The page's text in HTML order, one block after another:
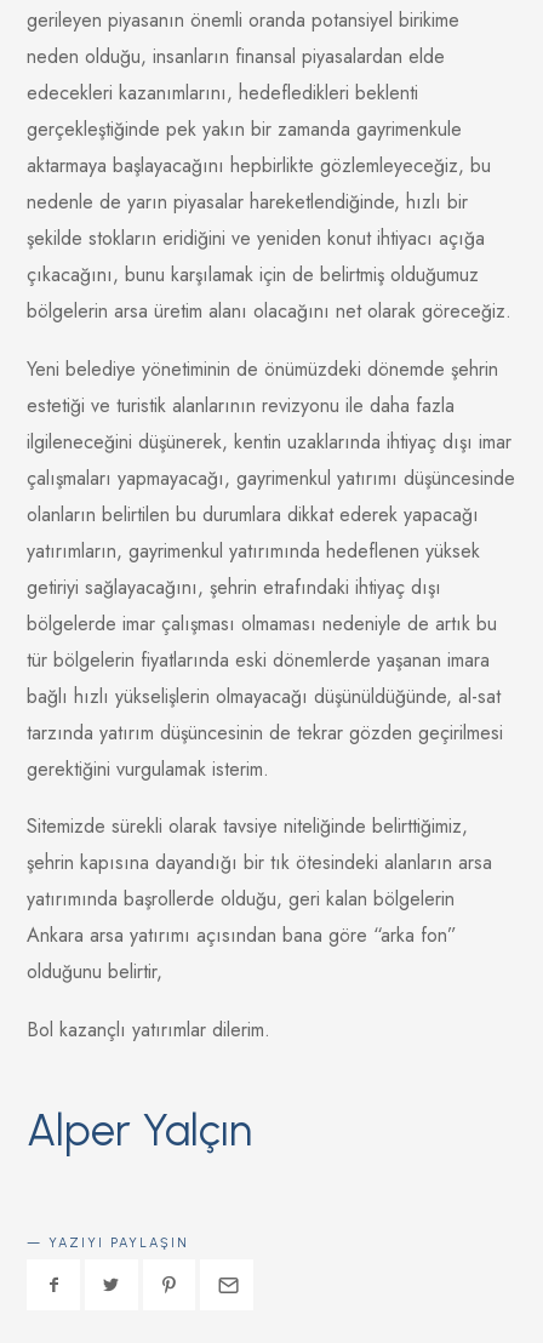
gerileyen piyasanın önemli oranda potansiyel birikime
neden olduğu, insanların finansal piyasalardan elde
edecekleri kazanımlarını, hedefledikleri beklenti
gerçekleştiğinde pek yakın bir zamanda gayrimenkule
aktarmaya başlayacağını hepbirlikte gözlemleyeceğiz, bu
nedenle de yarın piyasalar hareketlendiğinde, hızlı bir
şekilde stokların eridiğini ve yeniden konut ihtiyacı açığa
çıkacağını, bunu karşılamak için de belirtmiş olduğumuz
bölgelerin arsa üretim alanı olacağını net olarak göreceğiz.
Yeni belediye yönetiminin de önümüzdeki dönemde şehrin
estetiği ve turistik alanlarının revizyonu ile daha fazla
ilgileneceğini düşünerek, kentin uzaklarında ihtiyaç dışı imar
çalışmaları yapmayacağı, gayrimenkul yatırımı düşüncesinde
olanların belirtilen bu durumlara dikkat ederek yapacağı
yatırımların, gayrimenkul yatırımında hedeflenen yüksek
getiriyi sağlayacağını, şehrin etrafındaki ihtiyaç dışı
bölgelerde imar çalışması olmaması nedeniyle de artık bu
tür bölgelerin fiyatlarında eski dönemlerde yaşanan imara
bağlı hızlı yükselişlerin olmayacağı düşünüldüğünde, al-sat
tarzında yatırım düşüncesinin de tekrar gözden geçirilmesi
gerektiğini vurgulamak isterim.
Sitemizde sürekli olarak tavsiye niteliğinde belirttiğimiz,
şehrin kapısına dayandığı bir tık ötesindeki alanların arsa
yatırımında başrollerde olduğu, geri kalan bölgelerin
Ankara arsa yatırımı açısından bana göre “arka fon”
olduğunu belirtir,
Bol kazançlı yatırımlar dilerim.
Alper Yalçın
YAZIYI PAYLAŞIN